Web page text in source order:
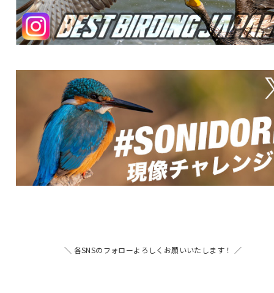
＼ 各SNSのフォローよろしくお願いいたします！ ／